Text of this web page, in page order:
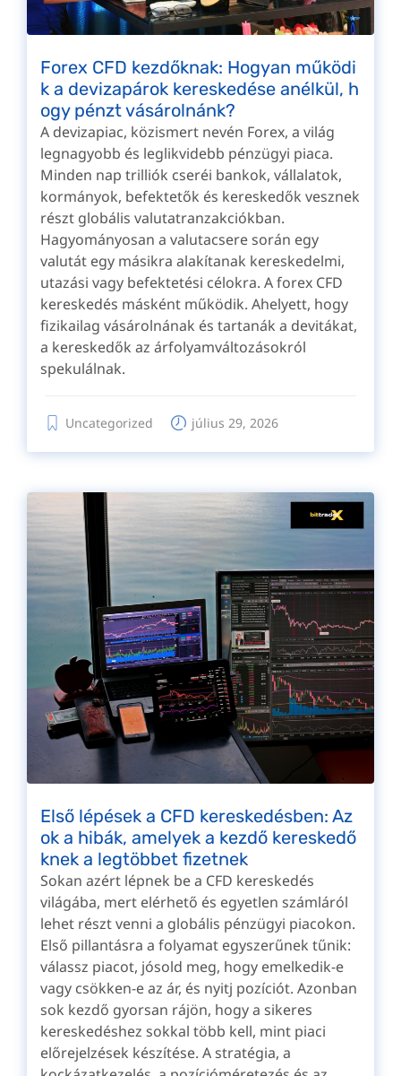
Forex CFD kezdőknak: Hogyan működi
k a devizapárok kereskedése anélkül, h
ogy pénzt vásárolnánk?
A devizapiac, közismert nevén Forex, a világ
legnagyobb és leglikvidebb pénzügyi piaca.
Minden nap trilliók cseréi bankok, vállalatok,
kormányok, befektetők és kereskedők vesznek
részt globális valutatranzakciókban.
Hagyományosan a valutacsere során egy
valutát egy másikra alakítanak kereskedelmi,
utazási vagy befektetési célokra. A forex CFD
kereskedés másként működik. Ahelyett, hogy
fizikailag vásárolnának és tartanák a devitákat,
a kereskedők az árfolyamváltozásokról
spekulálnak.
Uncategorized július 29, 2026
Első lépések a CFD kereskedésben: Az
ok a hibák, amelyek a kezdő kereskedő
knek a legtöbbet fizetnek
Sokan azért lépnek be a CFD kereskedés
világába, mert elérhető és egyetlen számláról
lehet részt venni a globális pénzügyi piacokon.
Első pillantásra a folyamat egyszerűnek tűnik:
válassz piacot, jósold meg, hogy emelkedik-e
vagy csökken-e az ár, és nyitj pozíciót. Azonban
sok kezdő gyorsan rájön, hogy a sikeres
kereskedéshez sokkal több kell, mint piaci
előrejelzések készítése. A stratégia, a